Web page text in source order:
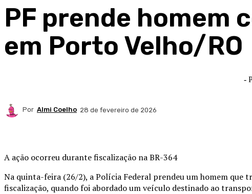
PF prende homem
em Porto Velho/RO
-
Por Almi Coelho 28 de fevereiro de 2026
A ação ocorreu durante fiscalização na BR-364
Na quinta-feira (26/2), a Polícia Federal prendeu um homem que
fiscalização, quando foi abordado um veículo destinado ao